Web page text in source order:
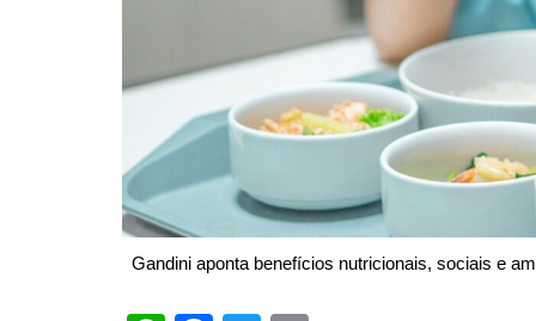
Gandini aponta benefícios nutricionais, sociais e